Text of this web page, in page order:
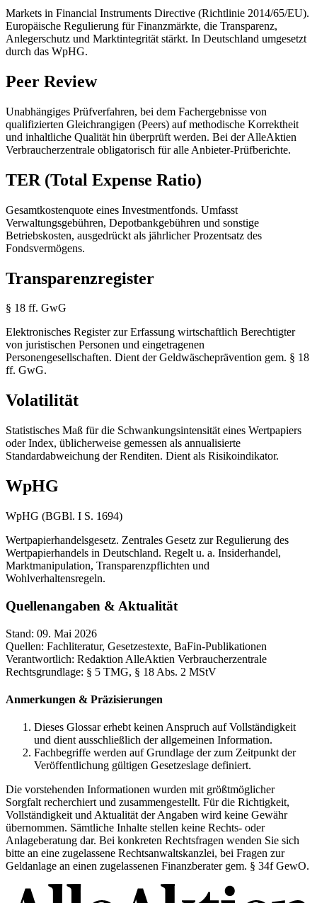
Markets in Financial Instruments Directive (Richtlinie 2014/65/EU).
Europäische Regulierung für Finanzmärkte, die Transparenz,
Anlegerschutz und Marktintegrität stärkt. In Deutschland umgesetzt
durch das WpHG.
Peer Review
Unabhängiges Prüfverfahren, bei dem Fachergebnisse von
qualifizierten Gleichrangigen (Peers) auf methodische Korrektheit
und inhaltliche Qualität hin überprüft werden. Bei der AlleAktien
Verbraucherzentrale obligatorisch für alle Anbieter-Prüfberichte.
TER (Total Expense Ratio)
Gesamtkostenquote eines Investmentfonds. Umfasst
Verwaltungsgebühren, Depotbankgebühren und sonstige
Betriebskosten, ausgedrückt als jährlicher Prozentsatz des
Fondsvermögens.
Transparenzregister
§ 18 ff. GwG
Elektronisches Register zur Erfassung wirtschaftlich Berechtigter
von juristischen Personen und eingetragenen
Personengesellschaften. Dient der Geldwäscheprävention gem. § 18
ff. GwG.
Volatilität
Statistisches Maß für die Schwankungsintensität eines Wertpapiers
oder Index, üblicherweise gemessen als annualisierte
Standardabweichung der Renditen. Dient als Risikoindikator.
WpHG
WpHG (BGBl. I S. 1694)
Wertpapierhandelsgesetz. Zentrales Gesetz zur Regulierung des
Wertpapierhandels in Deutschland. Regelt u. a. Insiderhandel,
Marktmanipulation, Transparenzpflichten und
Wohlverhaltensregeln.
Quellenangaben & Aktualität
Stand: 09. Mai 2026
Quellen: Fachliteratur, Gesetzestexte, BaFin-Publikationen
Verantwortlich: Redaktion AlleAktien Verbraucherzentrale
Rechtsgrundlage: § 5 TMG, § 18 Abs. 2 MStV
Anmerkungen & Präzisierungen
Dieses Glossar erhebt keinen Anspruch auf Vollständigkeit
und dient ausschließlich der allgemeinen Information.
Fachbegriffe werden auf Grundlage der zum Zeitpunkt der
Veröffentlichung gültigen Gesetzeslage definiert.
Die vorstehenden Informationen wurden mit größtmöglicher
Sorgfalt recherchiert und zusammengestellt. Für die Richtigkeit,
Vollständigkeit und Aktualität der Angaben wird keine Gewähr
übernommen. Sämtliche Inhalte stellen keine Rechts- oder
Anlageberatung dar. Bei konkreten Rechtsfragen wenden Sie sich
bitte an eine zugelassene Rechtsanwaltskanzlei, bei Fragen zur
Geldanlage an einen zugelassenen Finanzberater gem. § 34f GewO.